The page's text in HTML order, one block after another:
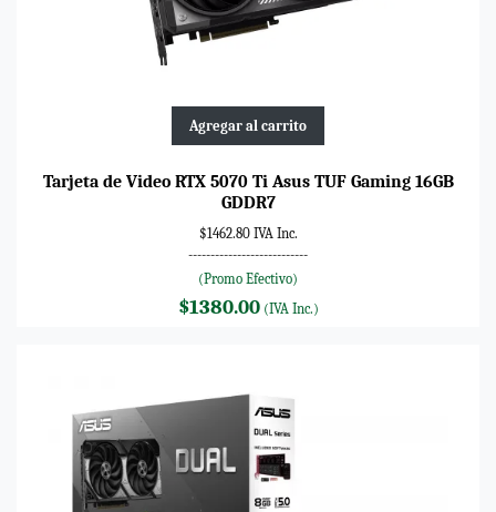
Agregar al carrito
Tarjeta de Video RTX 5070 Ti Asus TUF Gaming 16GB
GDDR7
$1462.80 IVA Inc.
---------------------------
(Promo Efectivo)
$1380.00(IVA Inc.)